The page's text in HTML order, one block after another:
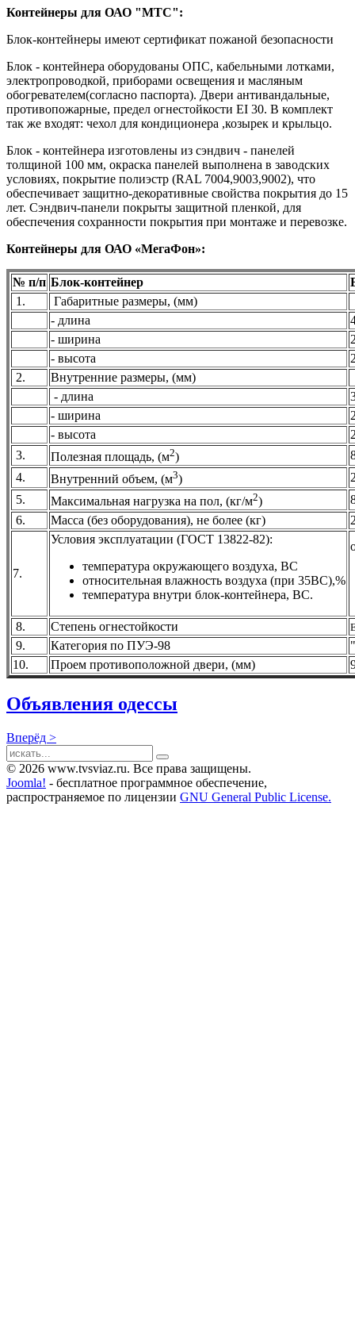
Контейнеры для ОАО "МТС":
Блок-контейнеры имеют сертификат пожаной безопасности
Блок - контейнера оборудованы ОПС, кабельными лотками,
электропроводкой, приборами освещения и масляным
обогревателем(согласно паспорта). Двери антивандальные,
противопожарные, предел огнестойкости ЕI 30. В комплект
так же входят: чехол для кондиционера ,козырек и крыльцо.
Блок - контейнера изготовлены из сэндвич - панелей
толщиной 100 мм, окраска панелей выполнена в заводских
условиях, покрытие полиэстр (RAL 7004,9003,9002), что
обеспечивает защитно-декоративные свойства покрытия до 15
лет. Сэндвич-панели покрыты защитной пленкой, для
обеспечения сохранности покрытия при монтаже и перевозке.
Контейнеры для ОАО «МегаФон»:
№ п/п Блок-контейнер
1.
Габаритные размеры, (мм)
- длина
- ширина
- высота
2.
Внутренние размеры, (мм)
- длина
- ширина
- высота
3.
Полезная площадь, (м2)
4.
Внутренний объем, (м3)
5.
Максимальная нагрузка на пол, (кг/м2)
6.
Масса (без оборудования), не более (кг)
7.
Условия эксплуатации (ГОСТ 13822-82):
температура окружающего воздуха, BС
относительная влажность воздуха (при 35BС),%
температура внутри блок-контейнера, BС.
8. Степень огнестойкости
9. Категория по ПУЭ-98
10.
Проем противоположной двери, (мм)
Объявления одессы
Вперёд >
© 2026 www.tvsviaz.ru. Все права защищены.
Joomla! - бесплатное программное обеспечение,
распространяемое по лицензии GNU General Public License.